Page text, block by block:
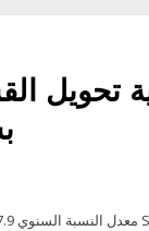
تحويل